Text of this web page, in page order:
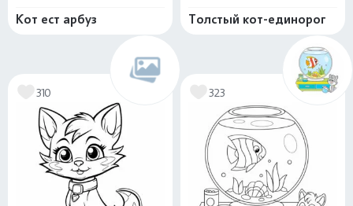
Кот ест арбуз Толстый кот-единорог
310 323